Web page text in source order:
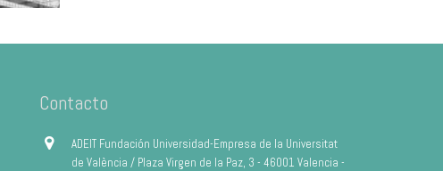
Contacto
ADEIT Fundación Universidad-Empresa de la Universitat
de València / Plaza Virgen de la Paz, 3 - 46001 Valencia -